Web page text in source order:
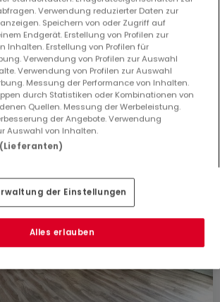
2 1
Verwendung reduzierter Daten zur
Speichern von oder Zugriff auf
Endgerät. Erstellung von Profilen zur
Inhalten. Erstellung von Profilen für
Verwendung von Profilen zur Auswahl
Verwendung von Profilen zur Auswahl
Messung der Performance von Inhalten.
durch Statistiken oder Kombinationen von
Quellen. Messung der Werbeleistung.
der Angebote. Verwendung
Auswahl von Inhalten.
der Einstellungen
Alles erlauben